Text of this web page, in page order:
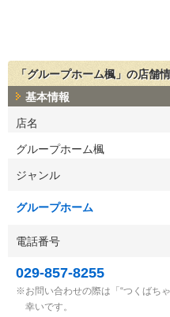
「グループホーム楓」の店舗
基本情報
店名
グループホーム楓
ジャンル
グループホーム
電話番号
029-857-8255
お問い合わせの際は「“つくばち
幸いです。